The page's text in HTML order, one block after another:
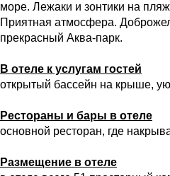
море. Лежаки и зонтики на
Приятная атмосфера.
прекрасный Аква-парк.
В отеле к услугам гостей
открытый бассейн на крыше,
Рестораны и бары в отеле
основной ресторан, где
Размещение в отеле